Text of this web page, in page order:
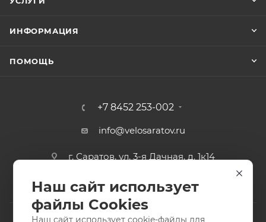
ИНФОРМАЦИЯ
ПОМОЩЬ
+7 8452 253-002
info@velosaratov.ru
г. Саратов, ул. 3-я Дачная, д. 1к14
Наш сайт использует
файлы Cookies
Наш сайт использует cookie-файлы для